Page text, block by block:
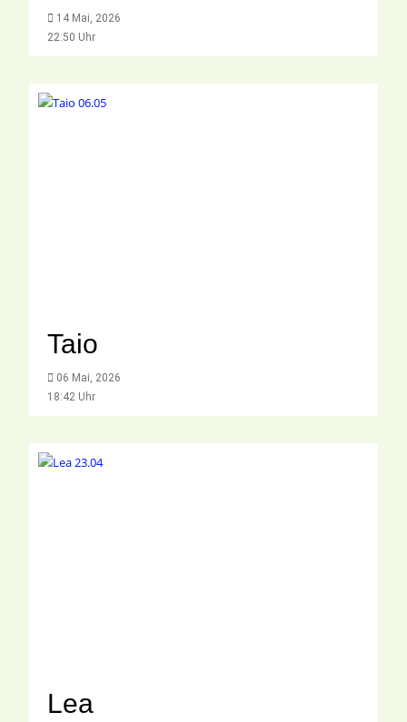
14 Mai, 2026
22:50 Uhr
Taio
06 Mai, 2026
18:42 Uhr
Lea